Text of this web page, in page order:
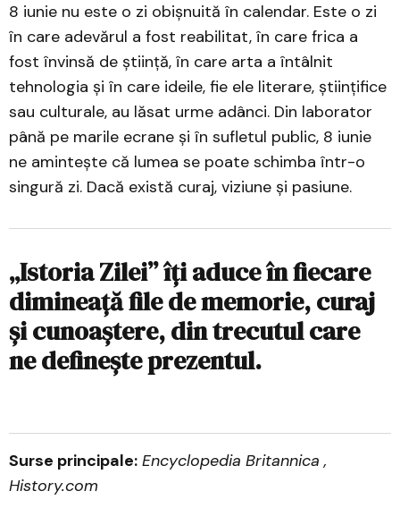
8 iunie nu este o zi obișnuită în calendar. Este o zi
în care adevărul a fost reabilitat, în care frica a
fost învinsă de știință, în care arta a întâlnit
tehnologia și în care ideile, fie ele literare, științifice
sau culturale, au lăsat urme adânci. Din laborator
până pe marile ecrane și în sufletul public, 8 iunie
ne amintește că lumea se poate schimba într-o
singură zi. Dacă există curaj, viziune și pasiune.
„Istoria Zilei” îți aduce în fiecare
dimineață file de memorie, curaj
și cunoaștere, din trecutul care
ne definește prezentul.
Surse principale: Encyclopedia Britannica ,
History.com